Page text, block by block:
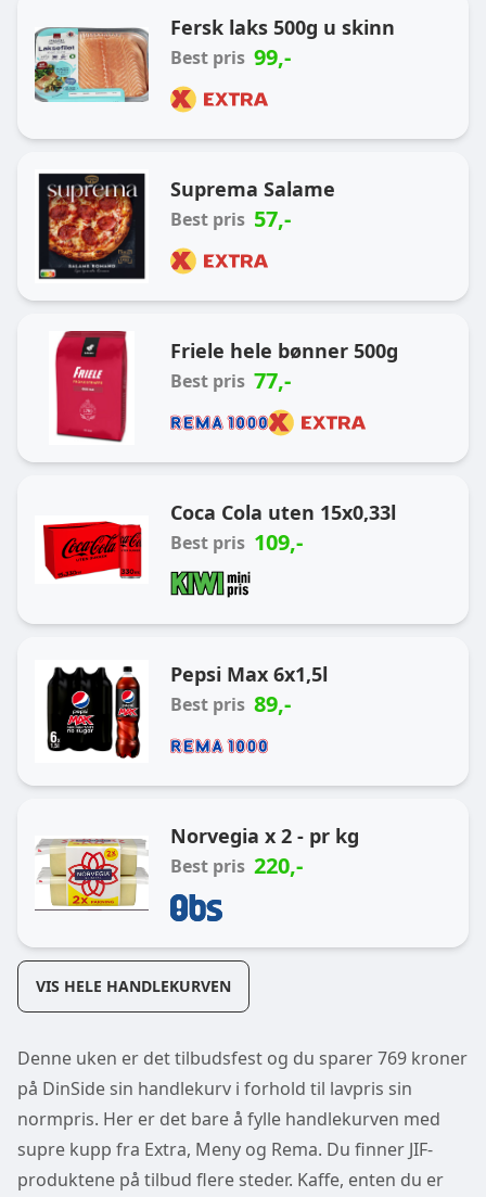
Fersk laks 500g u skinn
Best pris 99,-
Suprema Salame
Best pris 57,-
Friele hele bønner 500g
Best pris 77,-
Coca Cola uten 15x0,33l
Best pris 109,-
Pepsi Max 6x1,5l
Best pris 89,-
Norvegia x 2 - pr kg
Best pris 220,-
VIS HELE HANDLEKURVEN
Denne uken er det tilbudsfest og du sparer 769 kroner
på DinSide sin handlekurv i forhold til lavpris sin
normpris. Her er det bare å fylle handlekurven med
supre kupp fra Extra, Meny og Rema. Du finner JIF-
produktene på tilbud flere steder. Kaffe, enten du er